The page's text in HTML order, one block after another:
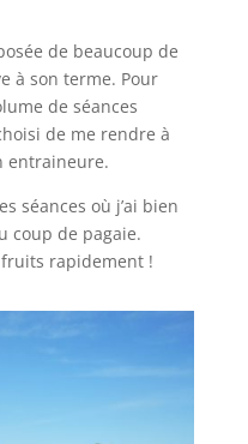
de beaucoup de
à son terme. Pour
de séances
de me rendre à
entraineure.
séances où j’ai bien
coup de pagaie.
fruits rapidement !